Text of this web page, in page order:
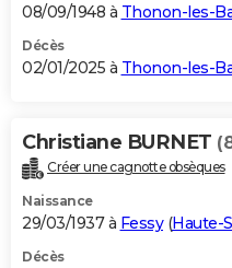
08/09/1948 à Thonon-les-
Décès
02/01/2025 à Thonon-les-
Christiane BURNET
Créer une cagnotte obsèques
Naissance
29/03/1937 à Fessy(Haute-
Décès